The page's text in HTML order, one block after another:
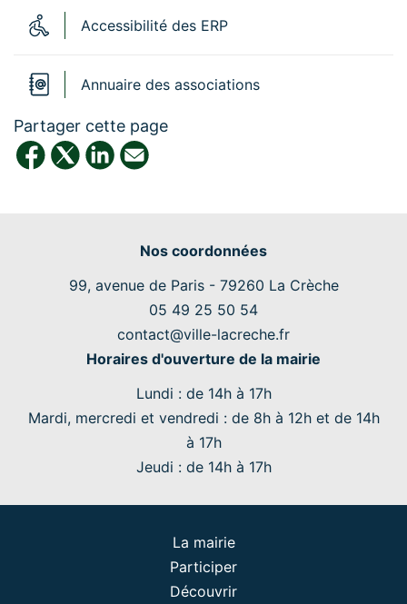
Accessibilité des ERP
Annuaire des associations
Partager cette page
Nos coordonnées
99, avenue de Paris - 79260 La Crèche
05 49 25 50 54
contact@ville-lacreche.fr
Horaires d'ouverture de la mairie
Lundi : de 14h à 17h
Mardi, mercredi et vendredi : de 8h à 12h et de 14h
à 17h
Jeudi : de 14h à 17h
La mairie
Participer
Découvrir